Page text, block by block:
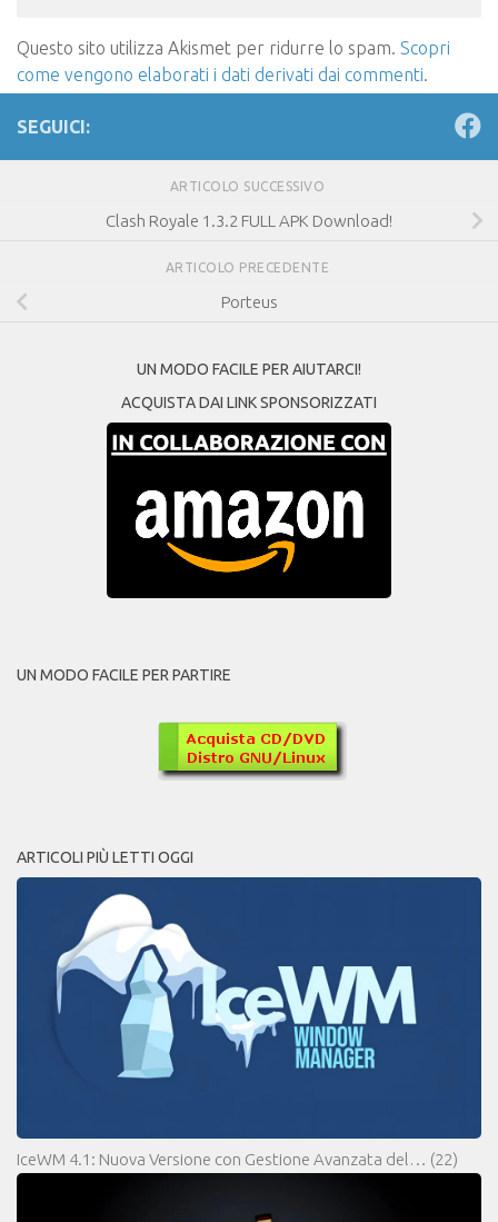
Questo sito utilizza Akismet per ridurre lo spam. Scopri
come vengono elaborati i dati derivati dai commenti.
SEGUICI:
ARTICOLO SUCCESSIVO
Clash Royale 1.3.2 FULL APK Download!
ARTICOLO PRECEDENTE
Porteus
UN MODO FACILE PER AIUTARCI!
ACQUISTA DAI LINK SPONSORIZZATI
UN MODO FACILE PER PARTIRE
ARTICOLI PIÙ LETTI OGGI
IceWM 4.1: Nuova Versione con Gestione Avanzata del… (22)